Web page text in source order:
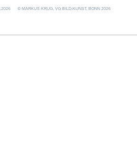
© MARKUS KRUG, VG BILD-KUNST, BONN 2026